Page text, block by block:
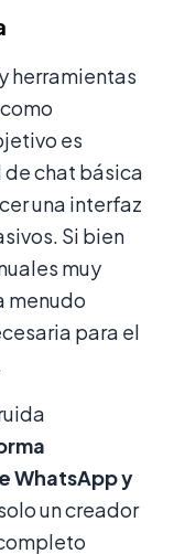
herramientas
es
chat básica
una interfaz
Si bien
muy
menudo
para el
WhatsApp y
un creador